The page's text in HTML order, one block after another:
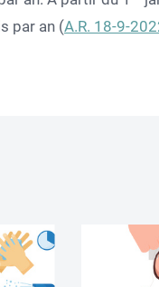
par an (A.R. 18-9-